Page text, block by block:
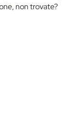
non trovate?